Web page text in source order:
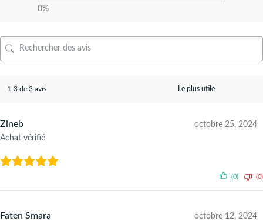
0%
1-3 de 3 avis
Zineb
Achat vérifié
octobre 25, 2024
(0) (0)
Faten Smara octobre 12, 2024